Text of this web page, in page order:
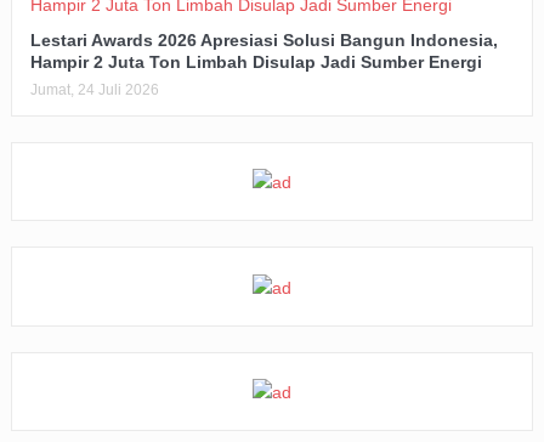
Lestari Awards 2026 Apresiasi Solusi Bangun Indonesia,
Hampir 2 Juta Ton Limbah Disulap Jadi Sumber Energi
Jumat, 24 Juli 2026